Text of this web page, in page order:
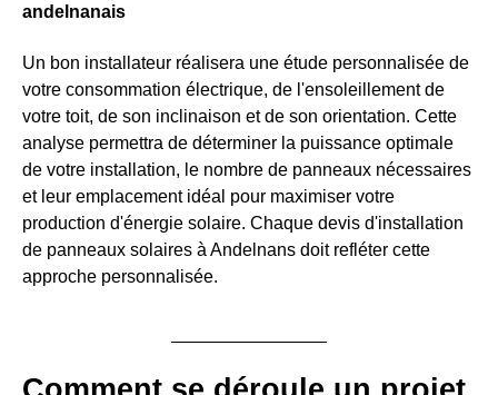
andelnanais
Un bon installateur réalisera une étude personnalisée de
votre consommation électrique, de l'ensoleillement de
votre toit, de son inclinaison et de son orientation. Cette
analyse permettra de déterminer la puissance optimale
de votre installation, le nombre de panneaux nécessaires
et leur emplacement idéal pour maximiser votre
production d'énergie solaire. Chaque devis d'installation
de panneaux solaires à Andelnans doit refléter cette
approche personnalisée.